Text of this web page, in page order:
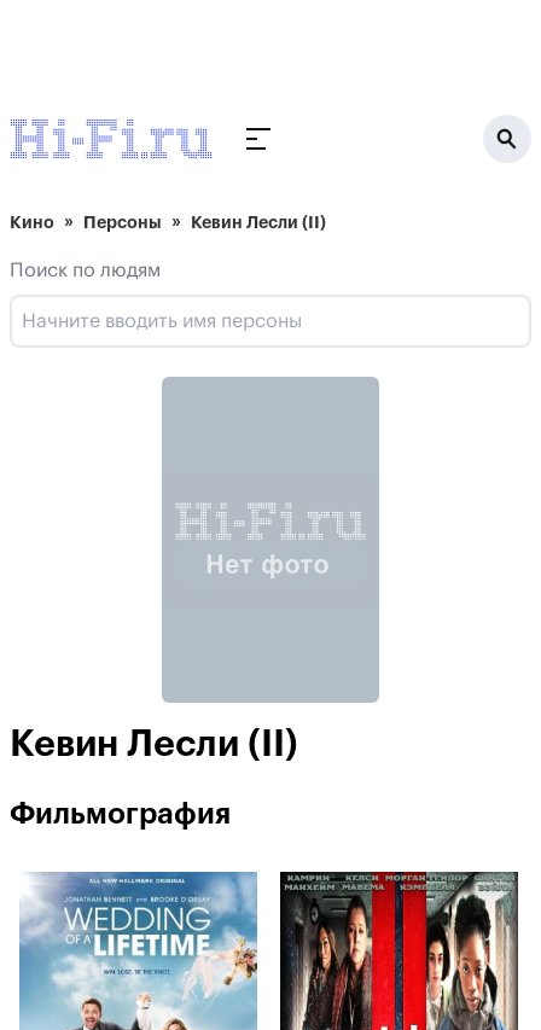
Кино Персоны Кевин Лесли (II)
Поиск по людям
Кевин Лесли (II)
Фильмография